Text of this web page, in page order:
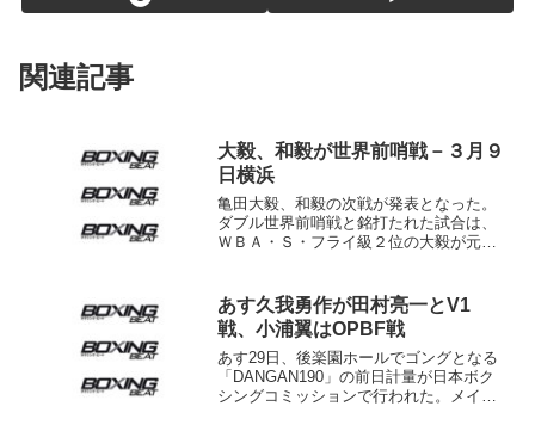
関連記事
大毅、和毅が世界前哨戦－３月９
日横浜
亀田大毅、和毅の次戦が発表となった。
ダブル世界前哨戦と銘打たれた試合は、
ＷＢＡ・Ｓ・フライ級２位の大毅が元Ｎ
敗１分＝試合時28歳）と。和毅（ＷＢＣ
シルバー・バンタム...
あす久我勇作が田村亮一とV1
戦、小浦翼はOPBF戦
あす29日、後楽園ホールでゴングとなる
「DANGAN190」の前日計量が日本ボク
シングコミッションで行われた。メイン